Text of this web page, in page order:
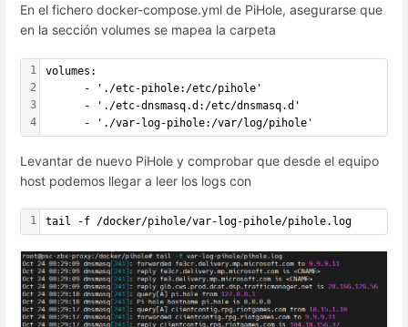
En el fichero docker-compose.yml de PiHole, asegurarse que
en la sección volumes se mapea la carpeta
1
2
3
4
volumes:
      - './etc-pihole:/etc/pihole'
      - './etc-dnsmasq.d:/etc/dnsmasq.d'
      - './var-log-pihole:/var/log/pihole'
Levantar de nuevo PiHole y comprobar que desde el equipo
host podemos llegar a leer los logs con
1 tail -f /docker/pihole/var-log-pihole/pihole.log